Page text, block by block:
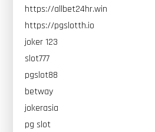
https://allbet24hr.win
https://pgslotth.io
joker 123
slot777
pgslot88
betway
jokerasia
pg slot